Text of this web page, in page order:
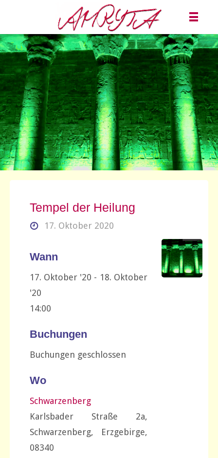
Tempel der Heilung
17. Oktober 2020
Wann
17. Oktober '20 - 18. Oktober
'20
14:00
Buchungen
Buchungen geschlossen
Wo
Schwarzenberg
Karlsbader Straße 2a,
Schwarzenberg, Erzgebirge,
08340